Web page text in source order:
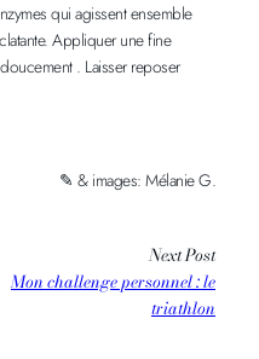
qui agissent ensemble
Appliquer une fine
. Laisser reposer
✎ & images: Mélanie G.
Next Post
Mon challenge personnel : le
triathlon